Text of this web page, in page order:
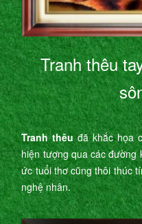
Tranh thêu
Tranh thêuđã khắc họa
hiện tượng qua các
ức tuổi thơ cũng thôi thúc
nghệ nhân.